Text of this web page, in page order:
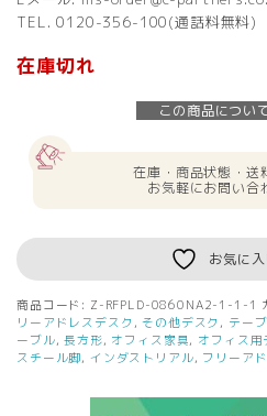
TEL. 0120-356-100(通話料無料)
在庫切れ
この商品につい
在庫・商品状態・送
お気軽にお問い合
お気に
商品コード: Z-RFPLD-0860NA2-1-1-1
リーアドレスデスク ,その他デスク , テー
ーブル,長方形, オフィス家具, オフィス用
スチール脚, インダストリアル, フリーア